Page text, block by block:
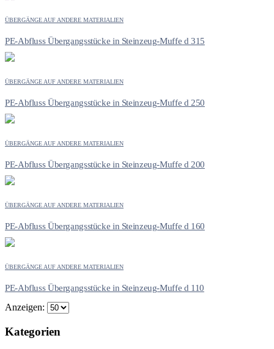
ÜBERGÄNGE AUF ANDERE MATERIALIEN
PE-Abfluss Übergangsstücke in Steinzeug-Muffe d 315
ÜBERGÄNGE AUF ANDERE MATERIALIEN
PE-Abfluss Übergangsstücke in Steinzeug-Muffe d 250
ÜBERGÄNGE AUF ANDERE MATERIALIEN
PE-Abfluss Übergangsstücke in Steinzeug-Muffe d 200
ÜBERGÄNGE AUF ANDERE MATERIALIEN
PE-Abfluss Übergangsstücke in Steinzeug-Muffe d 160
ÜBERGÄNGE AUF ANDERE MATERIALIEN
PE-Abfluss Übergangsstücke in Steinzeug-Muffe d 110
Anzeigen:
Kategorien